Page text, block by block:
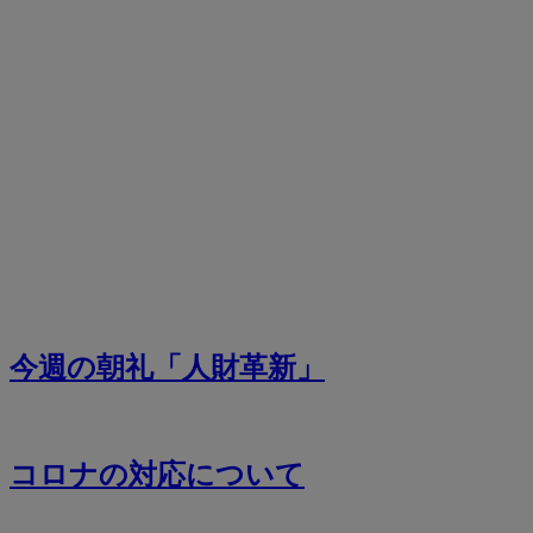
今週の朝礼「人財革新」
コロナの対応について